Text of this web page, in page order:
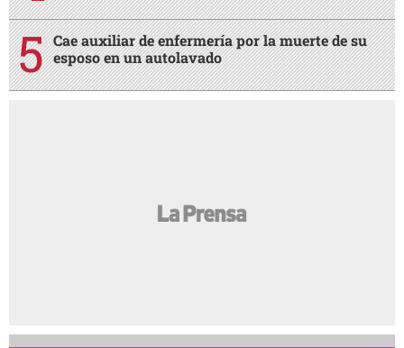
Cae auxiliar de enfermería por la muerte de su
esposo en un autolavado